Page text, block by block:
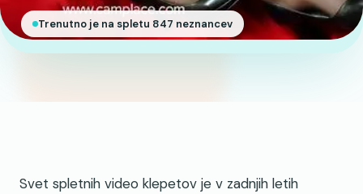
Trenutno je na spletu 847 neznancev
Svet spletnih video klepetov je v zadnjih letih